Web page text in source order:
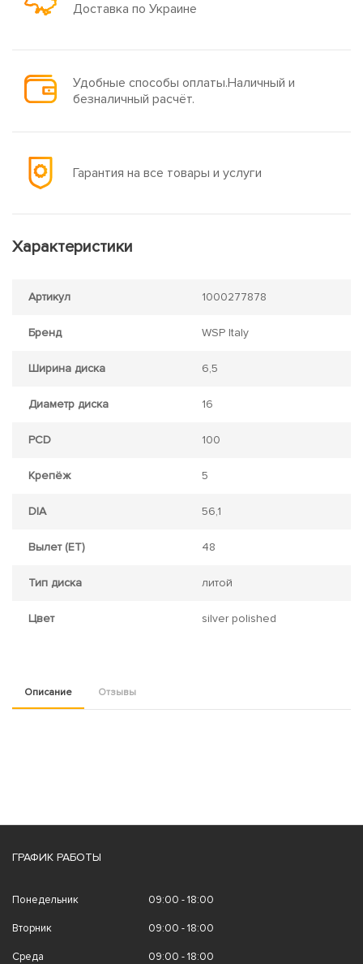
Доставка по Украине
Удобные способы оплаты.Наличный и
безналичный расчёт.
Гарантия на все товары и услуги
Характеристики
Артикул 1000277878
Бренд WSP Italy
Ширина диска 6,5
Диаметр диска 16
PCD 100
Крепёж 5
DIA 56,1
Вылет (ET) 48
Тип диска литой
Цвет silver polished
Описание Отзывы
ГРАФИК РАБОТЫ
Понедельник 09:00 - 18:00
Вторник 09:00 - 18:00
Среда 09:00 - 18:00